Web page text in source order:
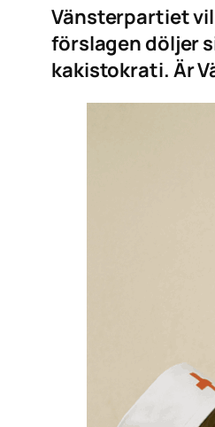
Vänsterpartiet
förslagen döljer
kakistokrati. Är